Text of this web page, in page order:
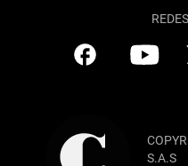
S.A.S